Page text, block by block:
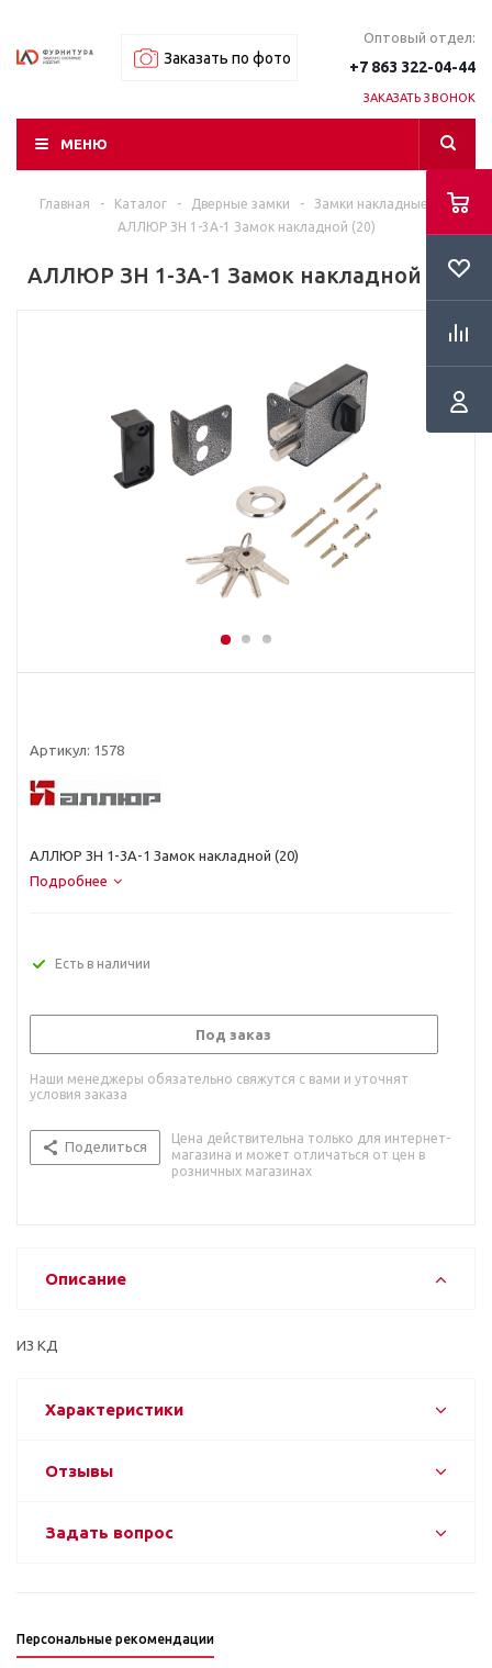
Заказать по фото
Оптовый отдел:
+7 863 322-04-44
ЗАКАЗАТЬ ЗВОНОК
МЕНЮ
Главная - Каталог - Дверные замки - Замки накладные
АЛЛЮР ЗН 1-3А-1 Замок накладной (20)
АЛЛЮР ЗН 1-3А-1 Замок накладной (20)
Артикул: 1578
АЛЛЮР ЗН 1-3А-1 Замок накладной (20)
Подробнее
Есть в наличии
Под заказ
Наши менеджеры обязательно свяжутся с вами и уточнят
условия заказа
Поделиться
Цена действительна только для интернет-
магазина и может отличаться от цен в
розничных магазинах
Описание
ИЗ КД
Характеристики
Отзывы
Задать вопрос
Персональные рекомендации